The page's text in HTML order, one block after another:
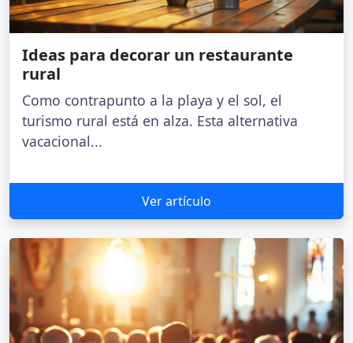
Ideas para decorar un restaurante
rural
Como contrapunto a la playa y el sol, el
turismo rural está en alza. Esta alternativa
vacacional...
Ver artículo